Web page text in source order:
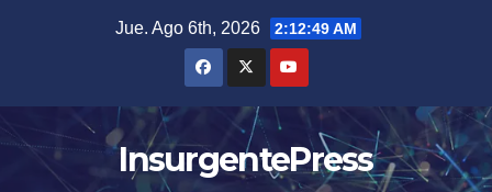
Jue. Ago 6th, 2026 2:12:50 AM
InsurgentePress